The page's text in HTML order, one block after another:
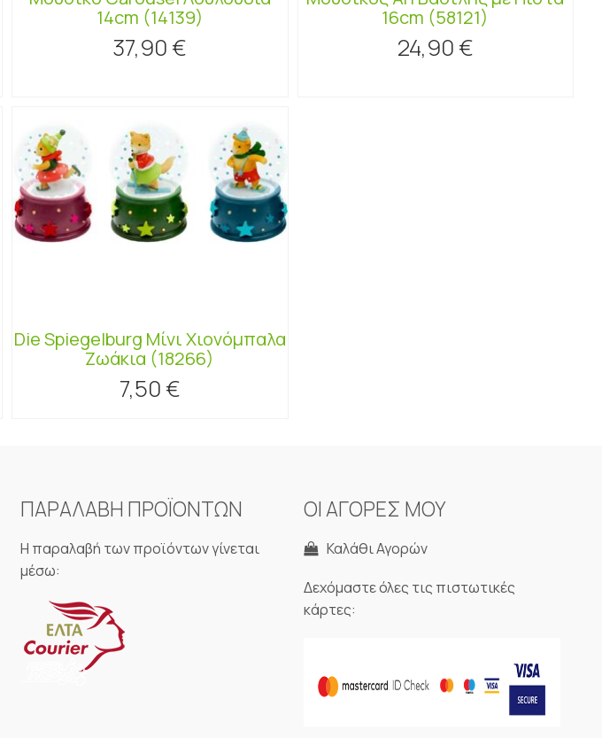
14cm (14139)
37,90 €
16cm (58121)
24,90 €
Die Spiegelburg Μίνι Χιονόμπαλα
Ζωάκια (18266)
7,50 €
ΠΑΡΑΛΑΒΗ ΠΡΟΪΟΝΤΩΝ
Η παραλαβή των προϊόντων γίνεται
μέσω:
ΟΙ ΑΓΟΡΕΣ ΜΟΥ
Καλάθι Αγορών
Δεχόμαστε όλες τις πιστωτικές
κάρτες: